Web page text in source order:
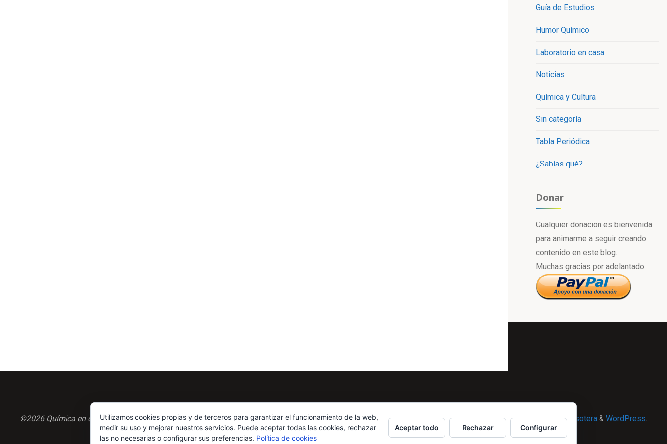
Guía de Estudios
Humor Químico
Laboratorio en casa
Noticias
Química y Cultura
Sin categoría
Tabla Periódica
¿Sabías qué?
Donar
Cualquier donación es bienvenida
para animarme a seguir creando
contenido en este blog.
Muchas gracias por adelantado.
Powered by Esotera & WordPress.
©2026 Química en casa.comUtilizamos cookies propias y de terceros para garantizar el funcionamiento de la web,
medir su uso y mejorar nuestros servicios. Puede aceptar todas las cookies, rechazar
las no necesarias o configurar sus preferencias. Política de cookies
Aceptar todo Rechazar Configurar